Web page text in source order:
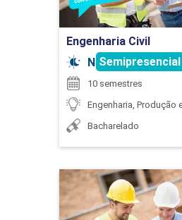
DESENHO DE
ELETRÔNICA
Engenharia Civil
Noturno
10 semestres
Engenharia, Produção
Bacharelado
Ir para
Detalhes